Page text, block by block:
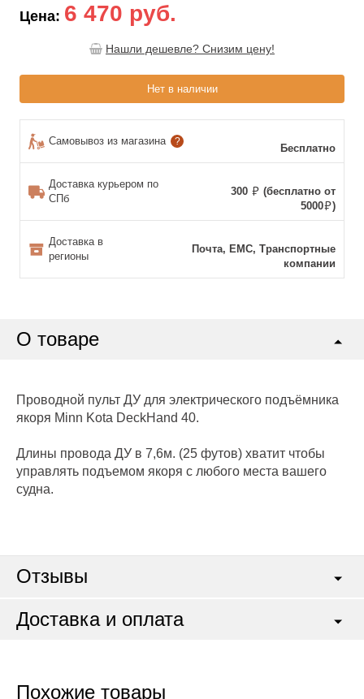
Цена: 6 470 руб.
Нашли дешевле? Снизим цену!
Нет в наличии
Самовывоз из магазина ?
Бесплатно
Доставка курьером по
СПб
300
(бесплатно от
5000
)
Доставка в
регионы
Почта, ЕМС, Транспортные
компании
О товаре
Проводной пульт ДУ для электрического подъёмника
якоря Minn Kota DeckHand 40.
Длины провода ДУ в 7,6м. (25 футов) хватит чтобы
управлять подъемом якоря с любого места вашего
судна.
Отзывы
Доставка и оплата
Похожие товары